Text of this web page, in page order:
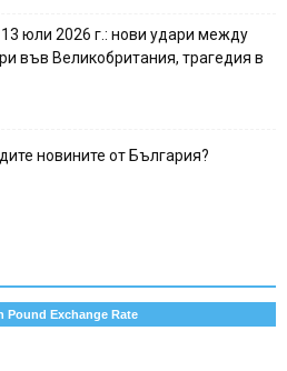
юли 2026 г.: нови удари между
във Великобритания, трагедия в
новините от България?
Pound Exchange Rate